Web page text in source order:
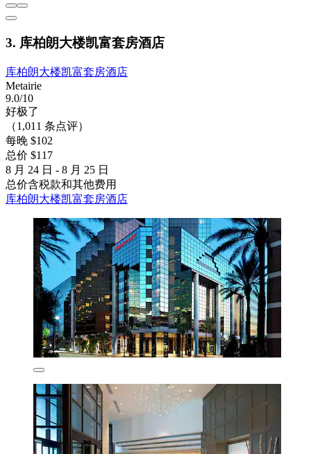
3. 库柏朗大楼凯富套房酒店
库柏朗大楼凯富套房酒店
Metairie
9.0/10
好极了
（1,011 条点评）
每晚 $102
总价 $117
8 月 24 日 - 8 月 25 日
总价含税款和其他费用
库柏朗大楼凯富套房酒店